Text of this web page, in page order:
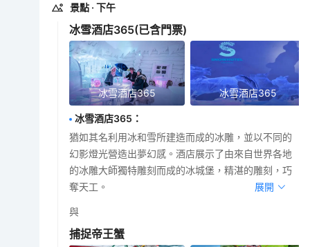
景點 · 下午
冰雪酒店365(已含門票)
冰雪酒店365 冰雪酒店365
冰雪酒店365 ：
猶如其名利用冰和雪所建造而成的冰雕，並以不同的
幻影燈光營造出夢幻感。酒店展示了由來自世界各地
的冰雕大師獨特雕刻而成的冰城堡，精湛的雕刻，巧
奪天工。
展開
與
捕捉帝王蟹